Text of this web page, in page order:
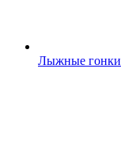
Лыжные гонки